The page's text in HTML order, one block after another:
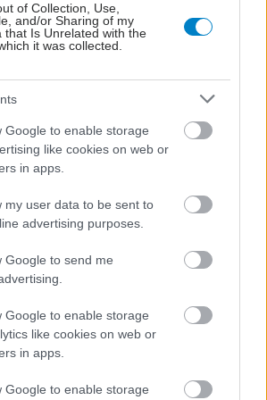
of Collection, Use,
and/or Sharing of my
that Is Unrelated with the
it was collected.
Google to enable storage
like cookies on web or
in apps.
my user data to be sent to
advertising purposes.
Google to send me
Google to enable storage
like cookies on web or
in apps.
Google to enable storage